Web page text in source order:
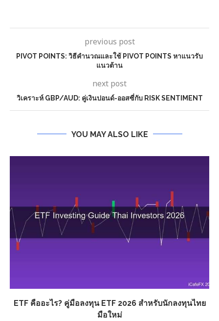
previous post
PIVOT POINTS: วิธีคำนวณและใช้ PIVOT POINTS หาแนวรับ
แนวต้าน
next post
วิเคราะห์ GBP/AUD: คู่เงินปอนด์-ออสซี่กับ RISK SENTIMENT
YOU MAY ALSO LIKE
ETF คืออะไร? คู่มือลงทุน ETF 2026 สำหรับนักลงทุนไทย
มือใหม่